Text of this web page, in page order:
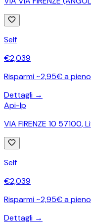
Self
€2,039
Risparmi ~2,95€ a pieno
Dettagli →
Api-Ip
VIA FIRENZE 10 57100,
Self
€2,039
Risparmi ~2,95€ a pieno
Dettagli →